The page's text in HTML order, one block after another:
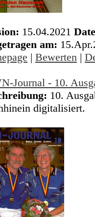
15.04.2021
am:
| Bewerten |
Journal - 10.
10.
digitalisiert.